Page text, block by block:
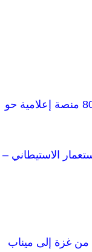
صدى دولي لكتاباتي: من إحدى أبرز مفكرات اليسار الإيطالي إلى أكثر من 80 منصة إعلامية حو
الاستيطاني –
من غزة إلى ميناب